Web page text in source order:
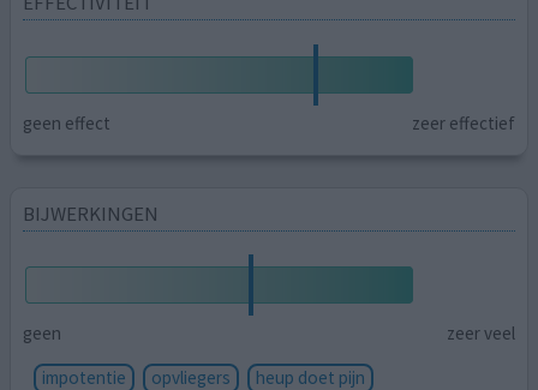
geen effect zeer effectief
BIJWERKINGEN
geen
zeer veel
impotentie
opvliegers
heup doet pijn